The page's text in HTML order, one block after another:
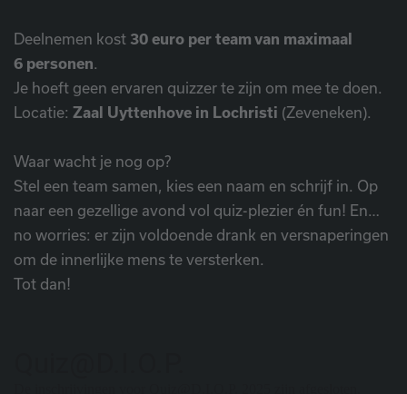
Deelnemen kost 30 euro per team van maximaal
6 personen.
Je hoeft geen ervaren quizzer te zijn om mee te doen.
Locatie: Zaal Uyttenhove in Lochristi (Zeveneken).
Waar wacht je nog op?
Stel een team samen, kies een naam en schrijf in. Op
naar een gezellige avond vol quiz-plezier én fun! En…
no worries: er zijn voldoende drank en versnaperingen
om de innerlijke mens te versterken.
Tot dan!